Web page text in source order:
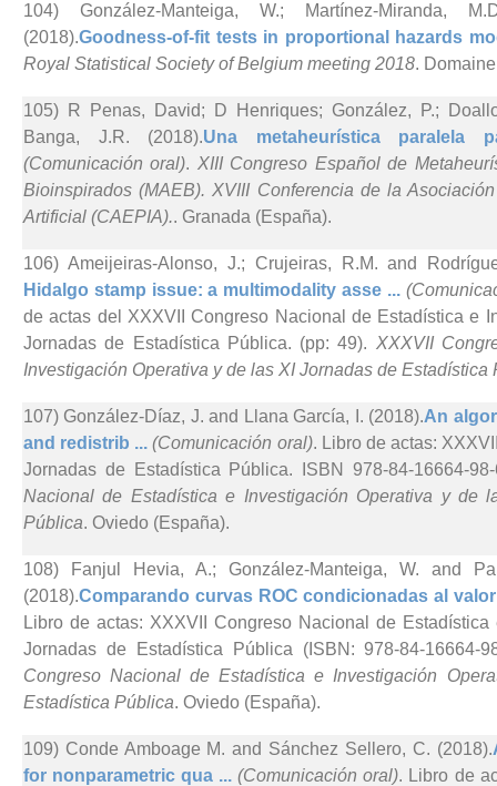
104) González-Manteiga, W.; Martínez-Miranda,
(2018).Goodness-of-fit tests in proportional hazards
Royal Statistical Society of Belgium meeting 2018.
105) R Penas, David; D Henriques; González, P.;
Banga, J.R. (2018).Una metaheurística paralela
(Comunicación oral). XIII Congreso Español de
Bioinspirados (MAEB). XVIII Conferencia de la
Artificial (CAEPIA).. Granada (España).
106) Ameijeiras-Alonso, J.; Crujeiras, R.M. and
Hidalgo stamp issue: a multimodality asse ...
de actas del XXXVII Congreso Nacional de Estadística e
Jornadas de Estadística Pública. (pp: 49). XXXVII
Investigación Operativa y de las XI Jornadas de Estadística
107) González-Díaz, J. and Llana García, I. (2018).An
and redistrib ...(Comunicación oral). Libro de actas:
Jornadas de Estadística Pública. ISBN 978-84-16664-
Nacional de Estadística e Investigación Operativa y de
Pública. Oviedo (España).
108) Fanjul Hevia, A.; González-Manteiga, W. and
(2018).Comparando curvas ROC condicionadas al
Libro de actas: XXXVII Congreso Nacional de
Jornadas de Estadística Pública (ISBN: 978-84-
Congreso Nacional de Estadística e Investigación
Estadística Pública. Oviedo (España).
109) Conde Amboage M. and Sánchez Sellero, C. (2018).
for nonparametric qua ...(Comunicación oral). Libro de